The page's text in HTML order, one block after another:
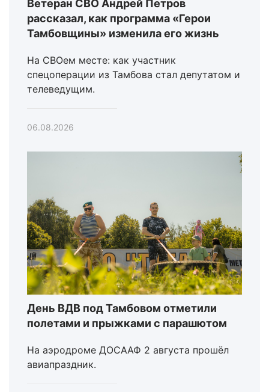
Ветеран СВО Андрей Петров
рассказал, как программа «Герои
Тамбовщины» изменила его жизнь
На СВОем месте: как участник
спецоперации из Тамбова стал депутатом и
телеведущим.
06.08.2026
День ВДВ под Тамбовом отметили
полетами и прыжками с парашютом
На аэродроме ДОСААФ 2 августа прошёл
авиапраздник.